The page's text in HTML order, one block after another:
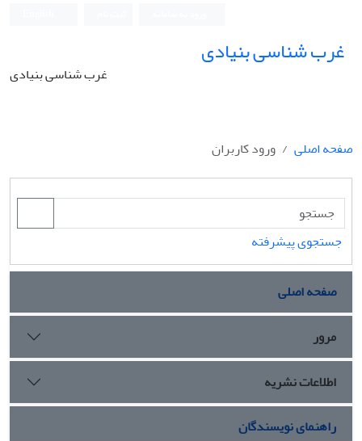
غرب شناسی بنیادی
غرب شناسی بنیادی
صفحه اصلی ورود کاربران
جستجوی پیشرفته
صفحه اصلی
مرور
اطلاعات نشریه
راهنمای نویسندگان